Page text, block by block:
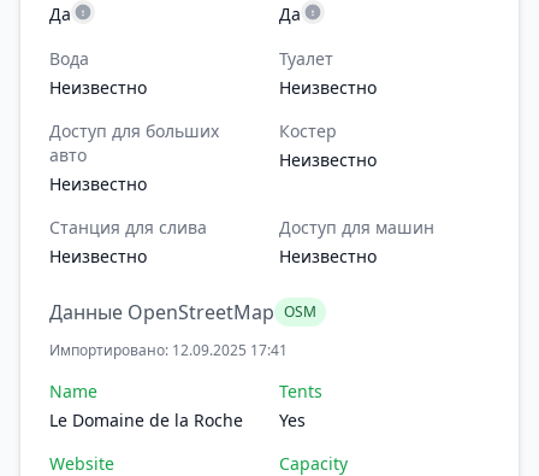
Да
Да
Вода
Неизвестно
Туалет
Неизвестно
Доступ для больших
авто
Неизвестно
Костер
Неизвестно
Станция для слива
Неизвестно
Доступ для машин
Неизвестно
Данные OpenStreetMap OSM
Импортировано: 12.09.2025 17:41
Name
Le Domaine de la Roche
Tents
Yes
Website
Capacity